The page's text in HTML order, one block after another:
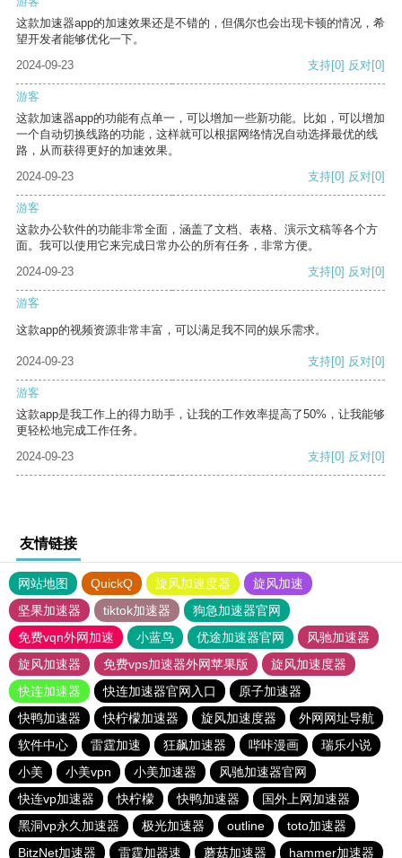
这款加速器app的加速效果还是不错的，但偶尔也会出现卡顿的情况，希
望开发者能够优化一下。
2024-09-23
支持[0] 反对[0]
游客
这款加速器app的功能有点单一，可以增加一些新功能。比如，可以增加
一个自动切换线路的功能，这样就可以根据网络情况自动选择最优的线
路，从而获得更好的加速效果。
2024-09-23
支持[0] 反对[0]
游客
这款办公软件的功能非常全面，涵盖了文档、表格、演示文稿等各个方
面。我可以使用它来完成日常办公的所有任务，非常方便。
2024-09-23
支持[0] 反对[0]
游客
这款app的视频资源非常丰富，可以满足我不同的娱乐需求。
2024-09-23 支持[0] 反对[0]
游客
这款app是我工作上的得力助手，让我的工作效率提高了50%，让我能够
更轻松地完成工作任务。
2024-09-23
支持[0] 反对[0]
友情链接
网站地图 QuickQ 旋风加速度器
旋风加速
坚果加速器
tiktok加速器
狗急加速器官网
免费vqn外网加速
小蓝鸟 优途加速器官网
风驰加速器
旋风加速器
免费vps加速器外网苹果版
旋风加速度器
快连加速器
快连加速器官网入口
原子加速器
快鸭加速器
快柠檬加速器 旋风加速度器
外网网址导航
软件中心
雷霆加速 狂飙加速器 哔咔漫画
瑞乐小说
小美
小美vpn 小美加速器
风驰加速器官网
快连vp加速器
快柠檬 快鸭加速器
国外上网加速器
黑洞vp永久加速器
极光加速器 outline
toto加速器
BitzNet加速器
雷霆加器速 蘑菇加速器 hammer加速器